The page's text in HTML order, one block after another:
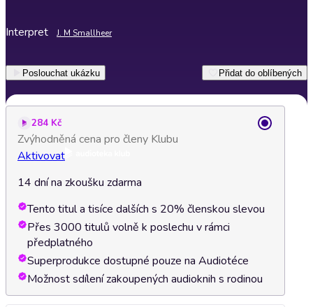
Interpret J. M Smallheer
Poslouchat ukázku Přidat do oblíbených
284 Kč
Zvýhodněná cena pro členy Klubu
Aktivovat
14 dní na zkoušku zdarma
Tento titul a tisíce dalších s 20% členskou slevou
Přes 3000 titulů volně k poslechu v rámci
předplatného
Superprodukce dostupné pouze na Audiotéce
Možnost sdílení zakoupených audioknih s rodinou